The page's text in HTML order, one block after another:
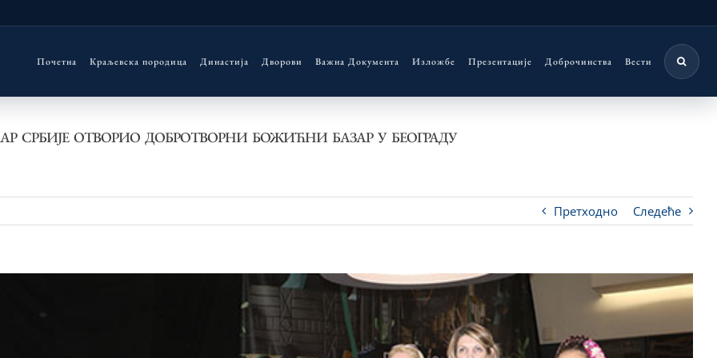
Почетна Краљевска породица Династија Дворови Важна Документа Изложбе Презентације Доброчинства Вести
СРБИЈЕ ОТВОРИО ДОБРОТВОРНИ БОЖИЋНИ БАЗАР У БЕОГРАДУ
Претходно Следеће